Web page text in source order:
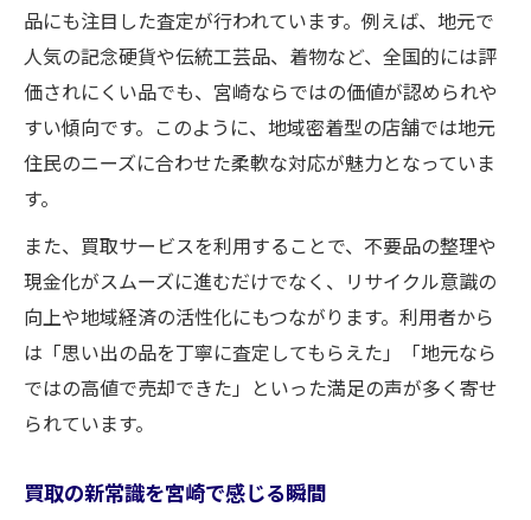
品にも注目した査定が行われています。例えば、地元で
人気の記念硬貨や伝統工芸品、着物など、全国的には評
価されにくい品でも、宮崎ならではの価値が認められや
すい傾向です。このように、地域密着型の店舗では地元
住民のニーズに合わせた柔軟な対応が魅力となっていま
す。
また、買取サービスを利用することで、不要品の整理や
現金化がスムーズに進むだけでなく、リサイクル意識の
向上や地域経済の活性化にもつながります。利用者から
は「思い出の品を丁寧に査定してもらえた」「地元なら
ではの高値で売却できた」といった満足の声が多く寄せ
られています。
買取の新常識を宮崎で感じる瞬間